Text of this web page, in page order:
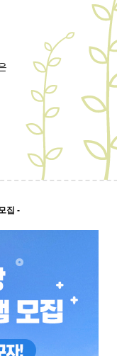
집 -